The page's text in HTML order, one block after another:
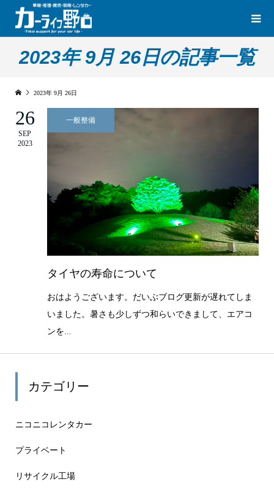
2023年 9月 26日の記事一覧
2023年 9月 26日
26
SEP
2023
一般整備
タイヤの寿命について
おはようございます。だいぶブログ更新が遅れてしま
いました。暑さも少しずつ和らいできまして、エアコ
ンを...
カテゴリー
ニコニコレンタカー
プライベート
リサイクル工場